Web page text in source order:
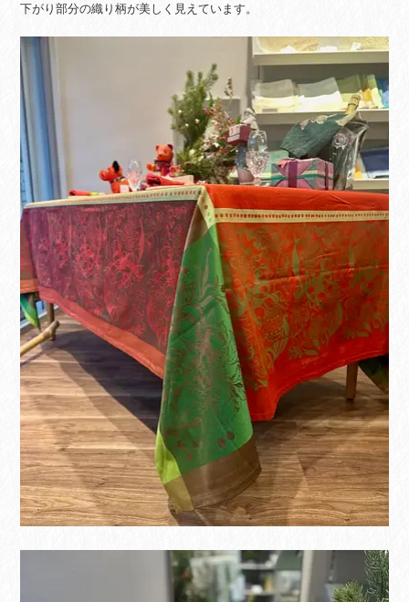
下がり部分の織り柄が美しく見えています。